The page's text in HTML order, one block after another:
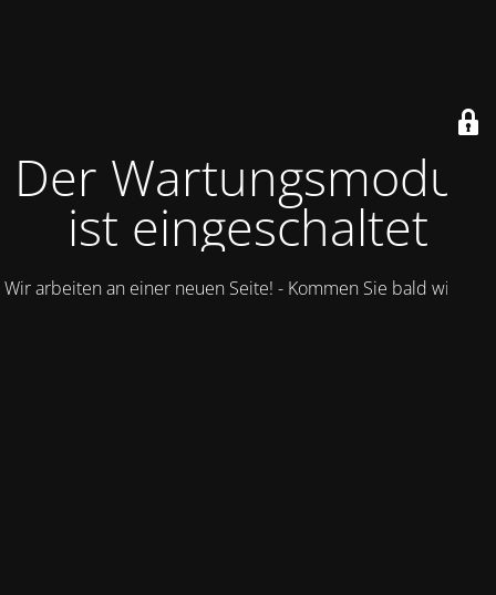
Der Wartungsmodus
ist eingeschaltet
Wir arbeiten an einer neuen Seite! - Kommen Sie bald wieder.